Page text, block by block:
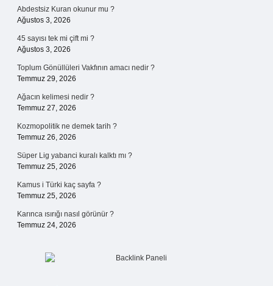
Abdestsiz Kuran okunur mu ?
Ağustos 3, 2026
45 sayısı tek mi çift mi ?
Ağustos 3, 2026
Toplum Gönüllüleri Vakfının amacı nedir ?
Temmuz 29, 2026
Ağacın kelimesi nedir ?
Temmuz 27, 2026
Kozmopolitik ne demek tarih ?
Temmuz 26, 2026
Süper Lig yabanci kuralı kalktı mı ?
Temmuz 25, 2026
Kamus i Türki kaç sayfa ?
Temmuz 25, 2026
Karınca ısırığı nasıl görünür ?
Temmuz 24, 2026